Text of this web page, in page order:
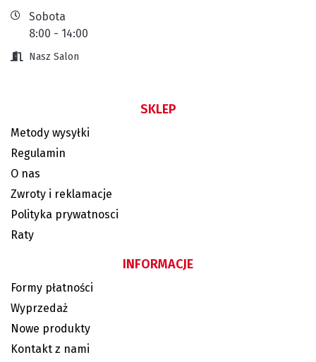
Sobota
8:00 - 14:00
Nasz Salon
SKLEP
Metody wysyłki
Regulamin
O nas
Zwroty i reklamacje
Polityka prywatnosci
Raty
INFORMACJE
Formy płatności
Wyprzedaż
Nowe produkty
Kontakt z nami